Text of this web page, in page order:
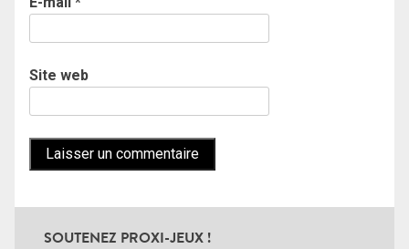
Site web
SOUTENEZ PROXI-JEUX !